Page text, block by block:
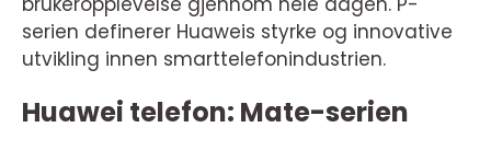
serien definerer Huaweis styrke og innovative
utvikling innen smarttelefonindustrien.
Huawei telefon: Mate-serien